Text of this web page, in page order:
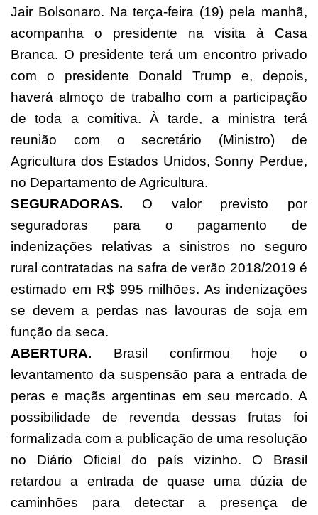
Jair Bolsonaro. Na terça-feira (19) pela manhã,
acompanha o presidente na visita à Casa
Branca. O presidente terá um encontro privado
com o presidente Donald Trump e, depois,
haverá almoço de trabalho com a participação
de toda a comitiva. À tarde, a ministra terá
reunião com o secretário (Ministro) de
Agricultura dos Estados Unidos, Sonny Perdue,
no Departamento de Agricultura.
SEGURADORAS. O valor previsto por
seguradoras para o pagamento de
indenizações relativas a sinistros no seguro
rural contratadas na safra de verão 2018/2019 é
estimado em R$ 995 milhões. As indenizações
se devem a perdas nas lavouras de soja em
função da seca.
ABERTURA. Brasil confirmou hoje o
levantamento da suspensão para a entrada de
peras e maçãs argentinas em seu mercado. A
possibilidade de revenda dessas frutas foi
formalizada com a publicação de uma resolução
no Diário Oficial do país vizinho. O Brasil
retardou a entrada de quase uma dúzia de
caminhões para detectar a presença de